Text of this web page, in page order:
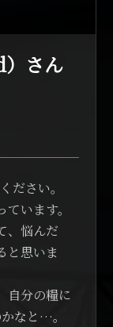
さん
ださい。
います。
、悩んだ
と思いま
自分の糧に
なと…。